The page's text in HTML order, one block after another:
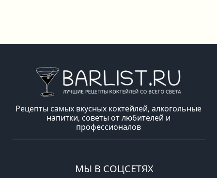
Рецепты самых вкусных коктейлей, алкогольные
напитки, советы от любителей и
профессионалов
МЫ В СОЦСЕТЯХ